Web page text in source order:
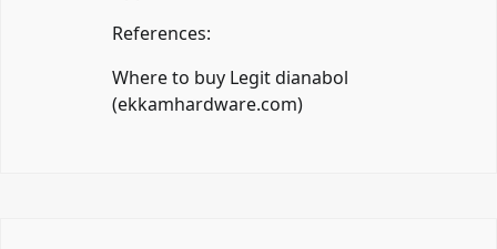
References:
Where to buy Legit dianabol
(ekkamhardware.com)